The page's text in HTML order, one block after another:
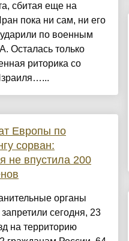
сбитая еще на
пока ни сам, ни его
по военным
Осталась только
риторика со
Европы по
сорван:
не впустила 200
органы
сегодня, 23
на территорию